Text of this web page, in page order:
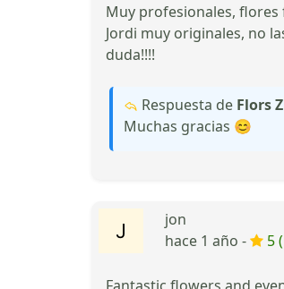
Muy profesionales, flores
Jordi muy originales, no
duda!!!!
Respuesta de Flors
Muchas gracias 😊
jon
hace 1 año -
5